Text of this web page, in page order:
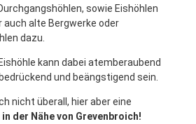
sowie Eishöhlen
auch alte Bergwerke oder
dazu.
kann dabei atemberaubend
und beängstigend sein.
nicht überall, hier aber eine
in der Nähe von Grevenbroich!